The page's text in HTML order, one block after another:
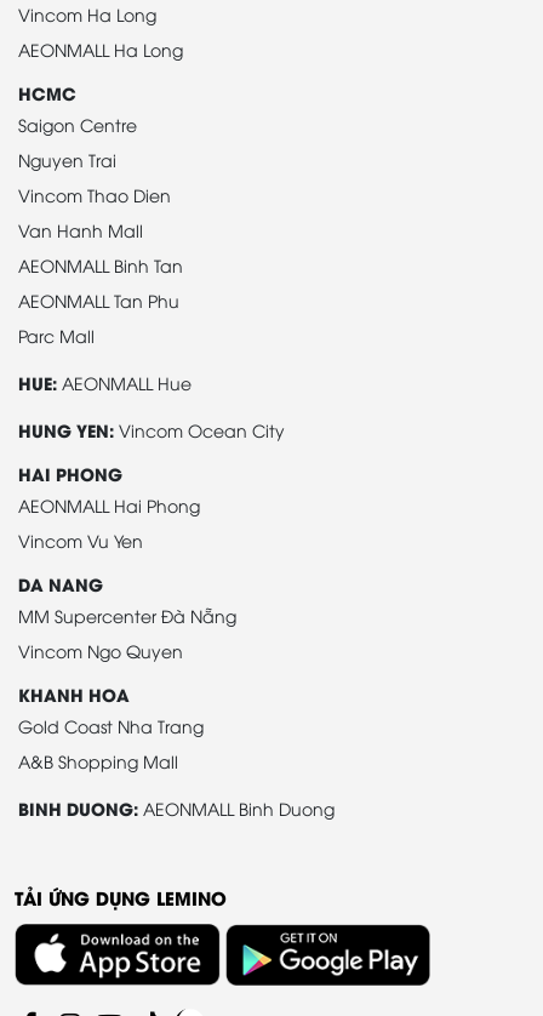
Vincom Ha Long
AEONMALL Ha Long
HCMC
Saigon Centre
Nguyen Trai
Vincom Thao Dien
Van Hanh Mall
AEONMALL Binh Tan
AEONMALL Tan Phu
Parc Mall
HUE: AEONMALL Hue
HUNG YEN: Vincom Ocean City
HAI PHONG
AEONMALL Hai Phong
Vincom Vu Yen
DA NANG
MM Supercenter Đà Nẵng
Vincom Ngo Quyen
KHANH HOA
Gold Coast Nha Trang
A&B Shopping Mall
BINH DUONG: AEONMALL Binh Duong
TẢI ỨNG DỤNG LEMINO